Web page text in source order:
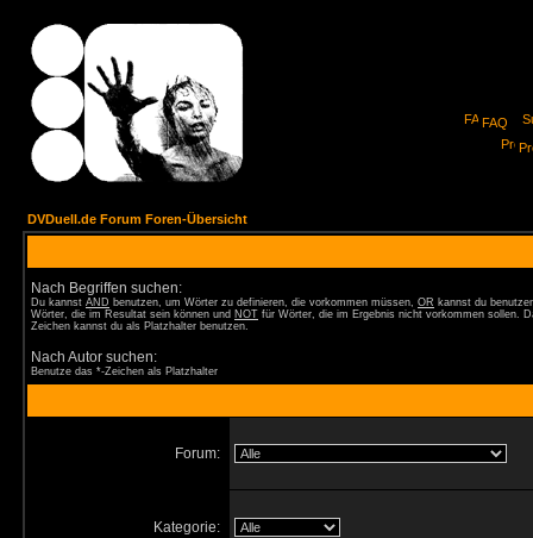
FAQ
DVDuell.de Forum Foren-Übersicht
Nach Begriffen suchen:
Du kannst AND benutzen, um Wörter zu definieren, die vorkommen müssen, OR kannst du
Wörter, die im Resultat sein können und NOT für Wörter, die im Ergebnis nicht vorkommen sollen.
Zeichen kannst du als Platzhalter benutzen.
Nach Autor suchen:
Benutze das *-Zeichen als Platzhalter
Forum:
Kategorie: